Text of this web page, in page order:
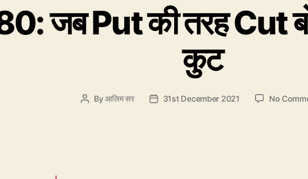
जब Put की तरह Cut
कुट
Post
Byआलिम सर
Post31st December 2021 No